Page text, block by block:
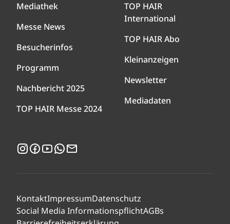
Mediathek
Messe News
Besucherinfos
Programm
Nachbericht 2025
TOP HAIR Messe 2024
TOP HAIR
International
TOP HAIR Abo
Kleinanzeigen
Newsletter
Mediadaten
Instagram
Facebook
YouTubeWhatsApp
KontaktImpressumDatenschutz
Social Media InformationspflichtAGBs